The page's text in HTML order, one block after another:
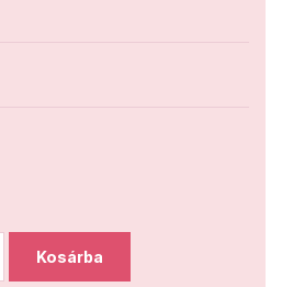
Kosárba